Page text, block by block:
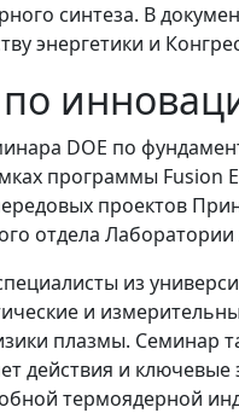
синтеза. В
энергетики и
DOE по
программы Fusion
проектов
отдела
из
и
плазмы. Семинар
действия и
термоядерной